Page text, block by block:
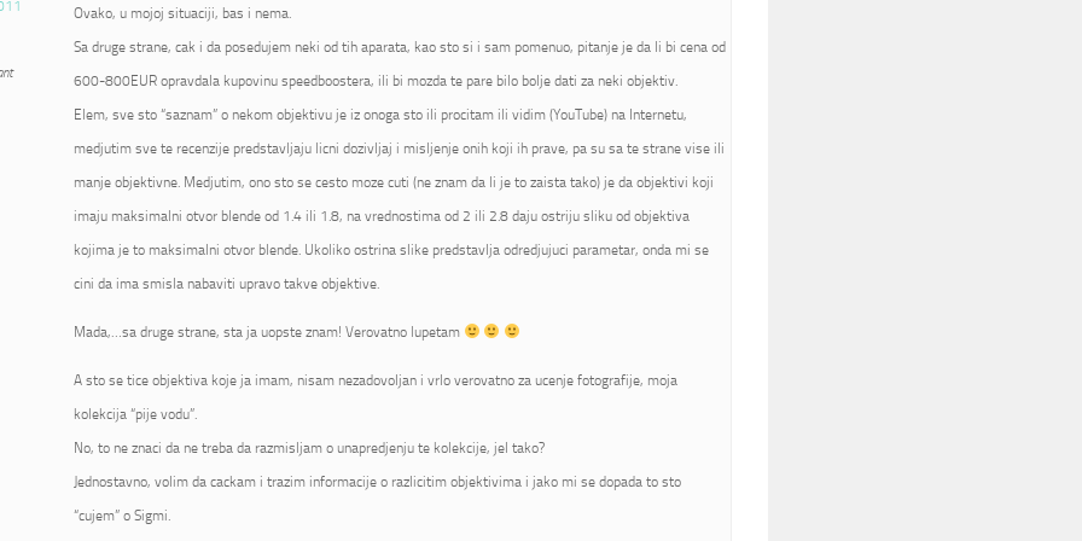
Ovako, u mojoj situaciji, bas i nema.
Sa druge strane, cak i da posedujem neki od tih aparata, kao sto si i sam pomenuo, pitanje je da li bi cena od
600-800EUR opravdala kupovinu speedboostera, ili bi mozda te pare bilo bolje dati za neki objektiv.
Elem, sve sto “saznam” o nekom objektivu je iz onoga sto ili procitam ili vidim (YouTube) na Internetu,
medjutim sve te recenzije predstavljaju licni dozivljaj i misljenje onih koji ih prave, pa su sa te strane vise ili
manje objektivne. Medjutim, ono sto se cesto moze cuti (ne znam da li je to zaista tako) je da objektivi koji
imaju maksimalni otvor blende od 1.4 ili 1.8, na vrednostima od 2 ili 2.8 daju ostriju sliku od objektiva
kojima je to maksimalni otvor blende. Ukoliko ostrina slike predstavlja odredjujuci parametar, onda mi se
cini da ima smisla nabaviti upravo takve objektive.
Mada,…sa druge strane, sta ja uopste znam! Verovatno lupetam
A sto se tice objektiva koje ja imam, nisam nezadovoljan i vrlo verovatno za ucenje fotografije, moja
kolekcija “pije vodu”.
No, to ne znaci da ne treba da razmisljam o unapredjenju te kolekcije, jel tako?
Jednostavno, volim da cackam i trazim informacije o razlicitim objektivima i jako mi se dopada to sto
“cujem” o Sigmi.